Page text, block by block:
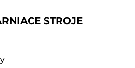
STROJE